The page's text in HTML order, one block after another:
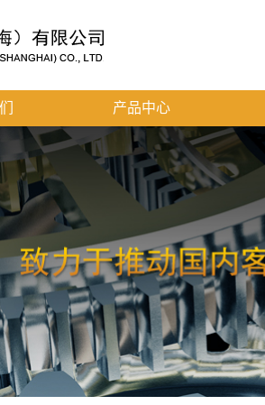
产品中心